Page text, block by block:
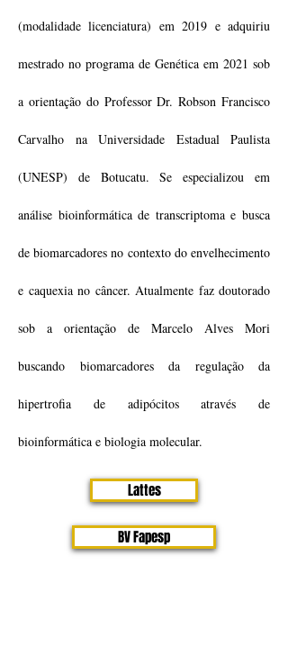
(modalidade licenciatura) em 2019 e adquiriu
mestrado no programa de Genética em 2021 sob
a orientação do Professor Dr. Robson Francisco
Carvalho na Universidade Estadual Paulista
(UNESP) de Botucatu. Se especializou em
análise bioinformática de transcriptoma e busca
de biomarcadores no contexto do envelhecimento
e caquexia no câncer. Atualmente faz doutorado
sob a orientação de Marcelo Alves Mori
buscando biomarcadores da regulação da
hipertrofia de adipócitos através de
bioinformática e biologia molecular.
Lattes
BV Fapesp